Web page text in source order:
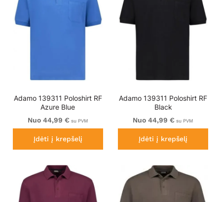
Adamo 139311 Poloshirt RF
Azure Blue
Nuo 44,99 € su PVM
Įdėti į krepšelį
Adamo 139311 Poloshirt RF
Black
Nuo 44,99 € su PVM
Įdėti į krepšelį